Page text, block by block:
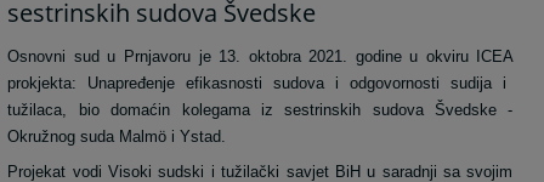
sestrinskih sudova Švedske
Osnovni sud u Prnjavoru je 13. oktobra 2021. godine u okviru
ICEA
prokjekta: Unapređenje efikasnosti sudova i odgovornosti sudija i
tužilaca,
bio domaćin kolegama iz sestrinskih sudova Švedske -
Okružnog suda Malmö i Ystad.
Projekat vodi Visoki sudski i tužilački savjet BiH u saradnji sa svojim